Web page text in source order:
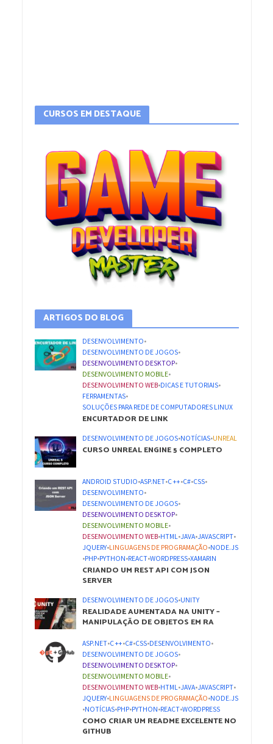
CURSOS EM DESTAQUE
ARTIGOS DO BLOG
DESENVOLVIMENTO•
DESENVOLVIMENTO DE JOGOS•
DESENVOLVIMENTO DESKTOP•
DESENVOLVIMENTO MOBILE•
DESENVOLVIMENTO WEB•DICAS E TUTORIAIS•
FERRAMENTAS•
SOLUÇÕES PARA REDE DE COMPUTADORES LINUX
ENCURTADOR DE LINK
DESENVOLVIMENTO DE JOGOS•NOTÍCIAS•UNREAL
CURSO UNREAL ENGINE 5 COMPLETO
ANDROID STUDIO•ASP.NET•C ++•C#•CSS•
DESENVOLVIMENTO•
DESENVOLVIMENTO DE JOGOS•
DESENVOLVIMENTO DESKTOP•
DESENVOLVIMENTO MOBILE•
DESENVOLVIMENTO WEB•HTML•JAVA•JAVASCRIPT•
JQUERY•LINGUAGENS DE PROGRAMAÇÃO•NODE.JS
•PHP•PYTHON•REACT•WORDPRESS•XAMARIN
CRIANDO UM REST API COM JSON
SERVER
DESENVOLVIMENTO DE JOGOS•UNITY
REALIDADE AUMENTADA NA UNITY –
MANIPULAÇÃO DE OBJETOS EM RA
ASP.NET•C ++•C#•CSS•DESENVOLVIMENTO•
DESENVOLVIMENTO DE JOGOS•
DESENVOLVIMENTO DESKTOP•
DESENVOLVIMENTO MOBILE•
DESENVOLVIMENTO WEB•HTML•JAVA•JAVASCRIPT•
JQUERY•LINGUAGENS DE PROGRAMAÇÃO•NODE.JS
•NOTÍCIAS•PHP•PYTHON•REACT•WORDPRESS
COMO CRIAR UM README EXCELENTE NO
GITHUB